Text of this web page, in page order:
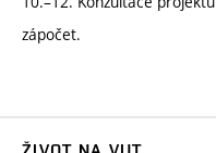
zápočet.